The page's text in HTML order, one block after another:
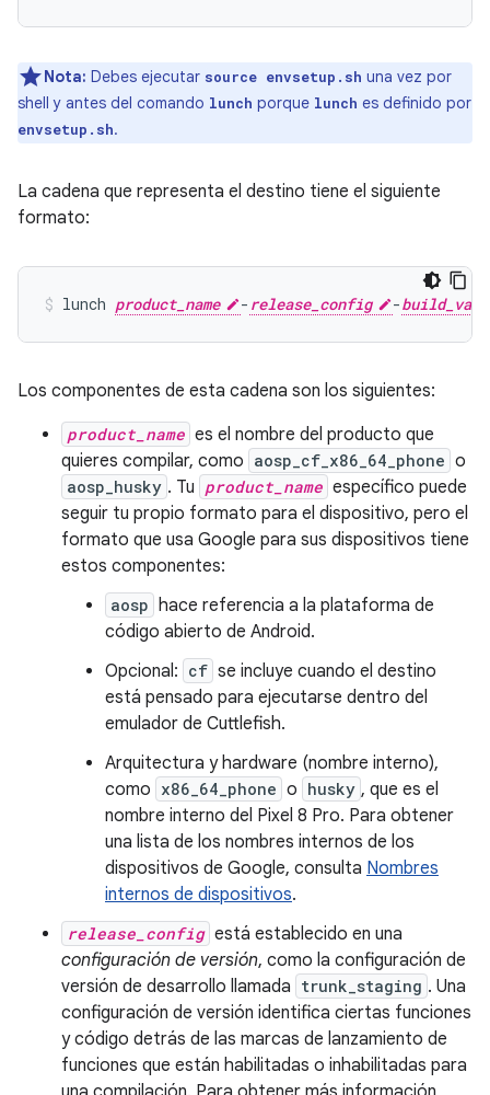
Nota: Debes ejecutar source envsetup.sh una vez por
shell y antes del comando lunch porque lunch es definido por
envsetup.sh.
La cadena que representa el destino tiene el siguiente
formato:
lunch product_name - release_config -
Los componentes de esta cadena son los siguientes:
product_name es el nombre del producto que
quieres compilar, como aosp_cf_x86_64_phone o
aosp_husky . Tu product_name específico puede
seguir tu propio formato para el dispositivo, pero el
formato que usa Google para sus dispositivos tiene
estos componentes:
aosp hace referencia a la plataforma de
código abierto de Android.
Opcional: cf se incluye cuando el destino
está pensado para ejecutarse dentro del
emulador de Cuttlefish.
Arquitectura y hardware (nombre interno),
como x86_64_phone o husky , que es el
nombre interno del Pixel 8 Pro. Para obtener
una lista de los nombres internos de los
dispositivos de Google, consulta Nombres
internos de dispositivos.
release_config está establecido en una
configuración de versión, como la configuración de
versión de desarrollo llamada trunk_staging . Una
configuración de versión identifica ciertas funciones
y código detrás de las marcas de lanzamiento de
funciones que están habilitadas o inhabilitadas para